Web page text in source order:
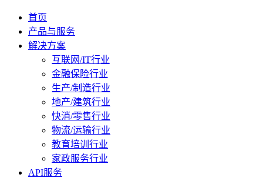
首页
产品与服务
解决方案
互联网/IT行业
金融保险行业
生产/制造行业
地产/建筑行业
快消/零售行业
物流/运输行业
教育培训行业
家政服务行业
API服务